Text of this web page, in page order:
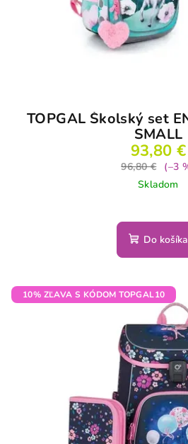
TOPGAL Školský set
SMALL
93,80 €
96,80 €
(–3
Skladom
Do košíka
10% ZĽAVA S KÓDOM TOPGAL10